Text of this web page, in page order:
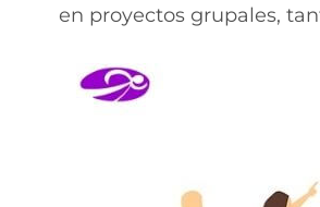
en proyectos grupales,